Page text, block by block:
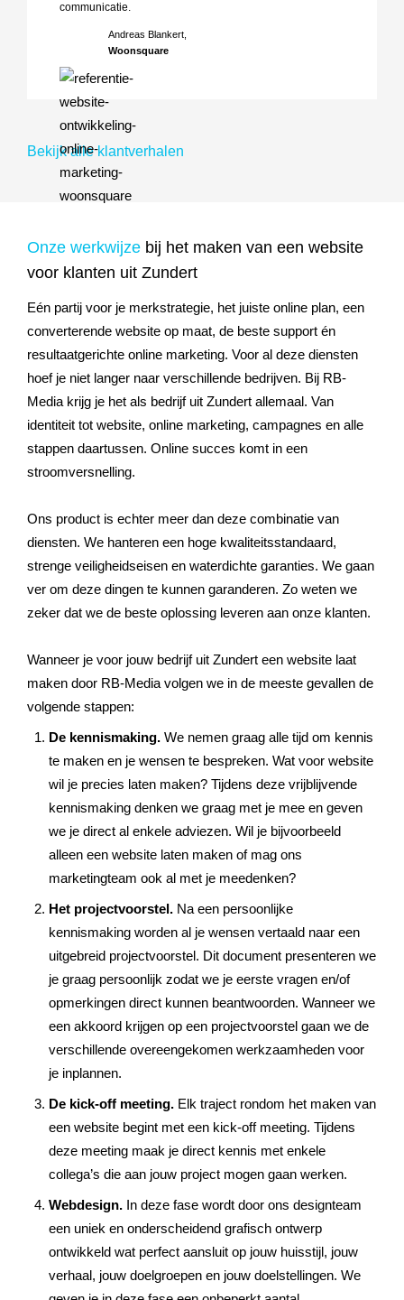
Andreas Blankert,
Woonsquare
communicatie.
Bekijk alle klantverhalen
Onze werkwijze bij het maken van een website
voor klanten uit Zundert
Eén partij voor je merkstrategie, het juiste online plan, een
converterende website op maat, de beste support én
resultaatgerichte online marketing. Voor al deze diensten
hoef je niet langer naar verschillende bedrijven. Bij RB-
Media krijg je het als bedrijf uit Zundert allemaal. Van
identiteit tot website, online marketing, campagnes en alle
stappen daartussen. Online succes komt in een
stroomversnelling.
Ons product is echter meer dan deze combinatie van
diensten. We hanteren een hoge kwaliteitsstandaard,
strenge veiligheidseisen en waterdichte garanties. We gaan
ver om deze dingen te kunnen garanderen. Zo weten we
zeker dat we de beste oplossing leveren aan onze klanten.
Wanneer je voor jouw bedrijf uit Zundert een website laat
maken door RB-Media volgen we in de meeste gevallen de
volgende stappen:
De kennismaking. We nemen graag alle tijd om kennis
te maken en je wensen te bespreken. Wat voor website
wil je precies laten maken? Tijdens deze vrijblijvende
kennismaking denken we graag met je mee en geven
we je direct al enkele adviezen. Wil je bijvoorbeeld
alleen een website laten maken of mag ons
marketingteam ook al met je meedenken?
Het projectvoorstel. Na een persoonlijke
kennismaking worden al je wensen vertaald naar een
uitgebreid projectvoorstel. Dit document presenteren we
je graag persoonlijk zodat we je eerste vragen en/of
opmerkingen direct kunnen beantwoorden. Wanneer we
een akkoord krijgen op een projectvoorstel gaan we de
verschillende overeengekomen werkzaamheden voor
je inplannen.
De kick-off meeting. Elk traject rondom het maken van
een website begint met een kick-off meeting. Tijdens
deze meeting maak je direct kennis met enkele
collega’s die aan jouw project mogen gaan werken.
Webdesign. In deze fase wordt door ons designteam
een uniek en onderscheidend grafisch ontwerp
ontwikkeld wat perfect aansluit op jouw huisstijl, jouw
verhaal, jouw doelgroepen en jouw doelstellingen. We